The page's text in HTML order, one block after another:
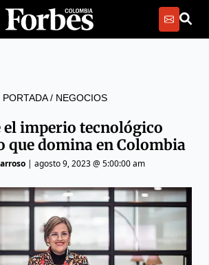
PORTADA/ NEGOCIOS
el imperio tecnológico
que domina en Colombia
| agosto 9, 2023 @ 5:00:00 am